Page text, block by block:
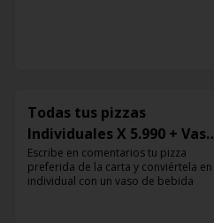
Todas tus pizzas
Individuales X 5.990 + Vaso
de Bebida Grande
Escribe en comentarios tu pizza
preferida de la carta y conviértela en
individual con un vaso de bebida